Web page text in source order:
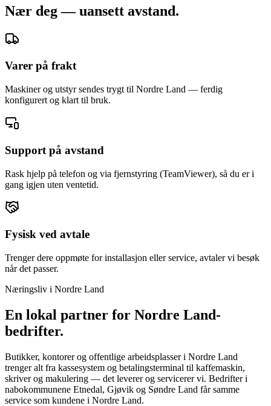
Nær deg — uansett avstand.
Varer på frakt
Maskiner og utstyr sendes trygt til Nordre Land — ferdig
konfigurert og klart til bruk.
Support på avstand
Rask hjelp på telefon og via fjernstyring (TeamViewer), så du er i
gang igjen uten ventetid.
Fysisk ved avtale
Trenger dere oppmøte for installasjon eller service, avtaler vi besøk
når det passer.
Næringsliv i Nordre Land
En lokal partner for Nordre Land-
bedrifter.
Butikker, kontorer og offentlige arbeidsplasser i Nordre Land
trenger alt fra kassesystem og betalingsterminal til kaffemaskin,
skriver og makulering — det leverer og servicerer vi. Bedrifter i
nabokommunene Etnedal, Gjøvik og Søndre Land får samme
service som kundene i Nordre Land.